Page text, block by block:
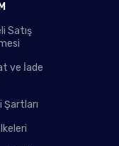
Satış
ve İade
Şartları